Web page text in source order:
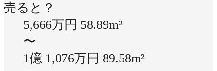
売ると？
5,666万円 58.89m²
〜
1億 1,076万円 89.58m²